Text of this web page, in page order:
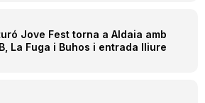
Jove Fest torna a Aldaia amb
La Fuga i Buhos i entrada lliure